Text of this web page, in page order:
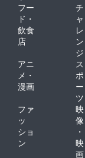
フー
ド・
飲食
店
チ
ャ
レ
ン
ジ
アニ
メ・
漫画
ス
ポ
ー
ツ
ファ
ッ
ショ
ン
映
像
・
映
画